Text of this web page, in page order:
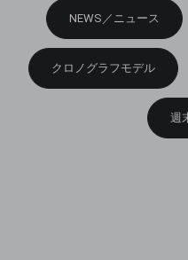
NEWS／ニュース
クロノグラフモデル
週